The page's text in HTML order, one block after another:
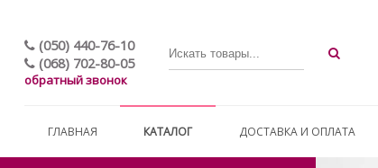
(050) 440-76-10
(068) 702-80-05
обратный звонок
ГЛАВНАЯ КАТАЛОГ ДОСТАВКА И ОПЛАТА